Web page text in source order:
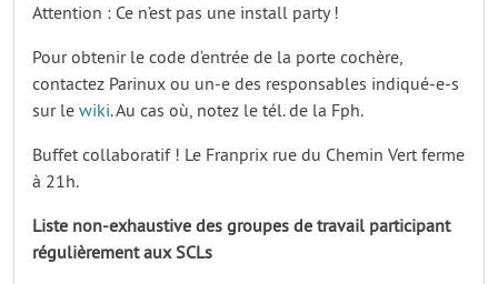
Attention : Ce n’est pas une install party !
Pour obtenir le code d’entrée de la porte cochère,
contactez Parinux ou un-e des responsables indiqué-e-s
sur le wiki. Au cas où, notez le tél. de la Fph.
Buffet collaboratif ! Le Franprix rue du Chemin Vert ferme
à 21h.
Liste non-exhaustive des groupes de travail participant
régulièrement aux SCLs